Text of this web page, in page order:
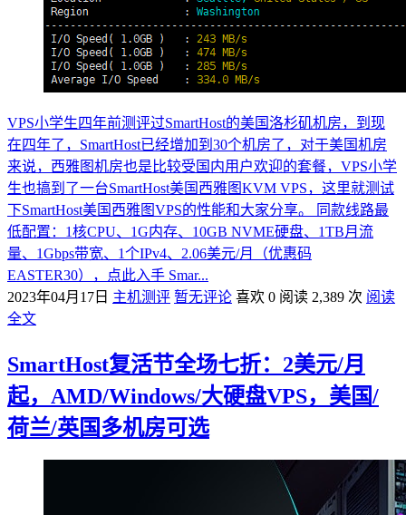
VPS小学生四年前测评过SmartHost的美国洛杉矶机房，到现
在四年了，SmartHost已经增加到30个机房了，对于美国机房
来说，西雅图机房也是比较受国内用户欢迎的套餐，VPS小学
生也搞到了一台SmartHost美国西雅图KVM VPS，这里就测试
下SmartHost美国西雅图VPS的性能和大家分享。 同款线路最
低配置：1核CPU、1G内存、10GB NVME硬盘、1TB月流
量、1Gbps带宽、1个IPv4、2.06美元/月（优惠码
EASTER30），点此入手 Smar...
2023年04月17日 主机测评 暂无评论 喜欢 0 阅读 2,389 次 阅读
全文
SmartHost复活节全场七折：2美元/月
起，AMD/Windows/大硬盘VPS，美国/
荷兰/英国多机房可选